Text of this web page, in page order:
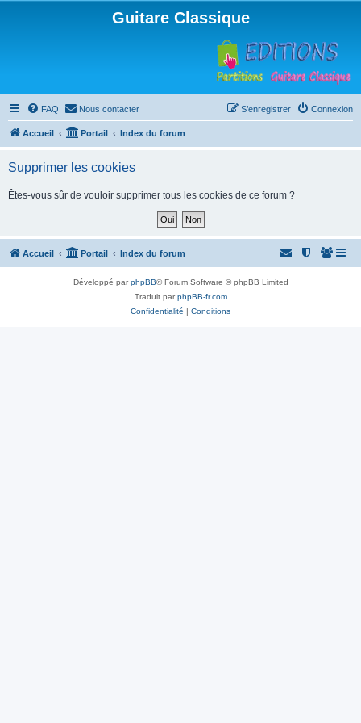
Guitare Classique
FAQ Nous contacter Connexion
S’enregistrer
Accueil Portail Index du forum
Supprimer les cookies
Êtes-vous sûr de vouloir supprimer tous les cookies de ce forum ?
Accueil Portail Index du forum
Développé parphpBB® Forum Software © phpBB Limited
Traduit parphpBB-fr.com
Confidentialité | Conditions